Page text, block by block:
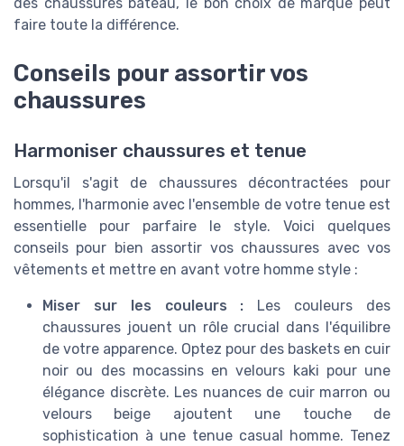
faire toute la différence.
Conseils pour assortir vos
chaussures
Harmoniser chaussures et tenue
Lorsqu'il s'agit de chaussures décontractées pour
hommes, l'harmonie avec l'ensemble de votre tenue est
essentielle pour parfaire le style. Voici quelques
conseils pour bien assortir vos chaussures avec vos
vêtements et mettre en avant votre homme style :
Miser sur les couleurs : Les couleurs des
chaussures jouent un rôle crucial dans l'équilibre
de votre apparence. Optez pour des baskets en cuir
noir ou des mocassins en velours kaki pour une
élégance discrète. Les nuances de cuir marron ou
velours beige ajoutent une touche de
sophistication à une tenue casual homme. Tenez